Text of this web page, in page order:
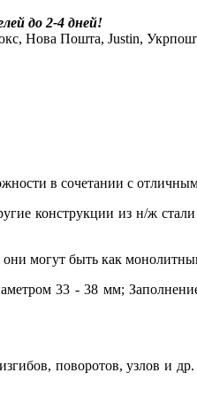
до 2-4 дней!
Нова Пошта, Justin,
в сочетании с
конструкции из н/ж
они могут быть как
33 - 38 мм;
поворотов, узлов и